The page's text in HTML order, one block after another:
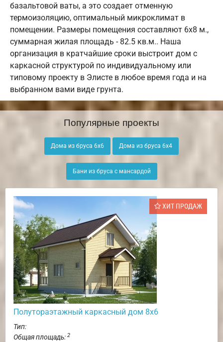
базальтовой ваты, а это создает отменную
термоизоляцию, оптимальный микроклимат в
помещении. Размеры помещения составляют 6х8 м.,
суммарная жилая площадь - 82.5 кв.м.. Наша
организация в кратчайшие сроки выстроит дом с
каркасной структурой по индивидуальному или
типовому проекту в Элисте в любое время года и на
выбранном вами виде грунта.
Популярные проекты
Дома из бруса 6х6 Дома из бруса 6х4
Бани из бруса с мансардой
ХИТ ПРОДАЖ
Полутораэтажный каркасный дом 8х6
Тип:
Общая площадь: 2